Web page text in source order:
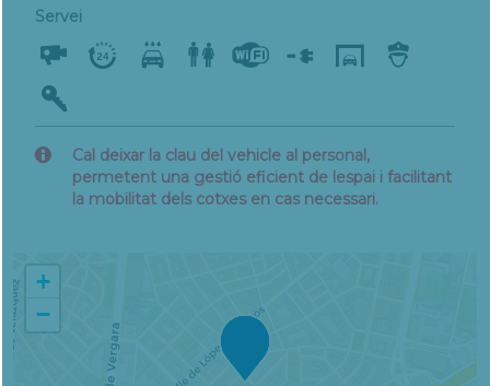
Servei
Cal deixar la clau del vehicle al personal,
permetent una gestió eficient de lespai i facilitant
la mobilitat dels cotxes en cas necessari.
+
−